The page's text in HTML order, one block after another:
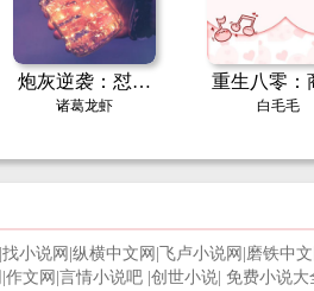
炮灰逆袭：怼翻
气运之子
诸葛龙虾
重生八零：
巨子养成中
白毛毛
找小说网 纵横中文网 飞卢小说网 磨铁中文
作文网 言情小说吧 创世小说 免费小说大